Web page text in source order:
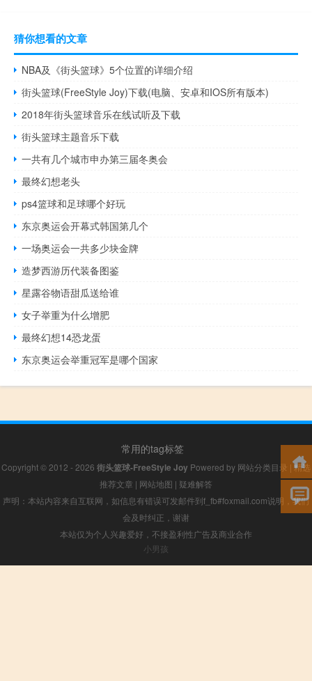
猜你想看的文章
NBA及《街头篮球》5个位置的详细介绍
街头篮球(FreeStyle Joy)下载(电脑、安卓和IOS所有版本)
2018年街头篮球音乐在线试听及下载
街头篮球主题音乐下载
一共有几个城市申办第三届冬奥会
最终幻想老头
ps4篮球和足球哪个好玩
东京奥运会开幕式韩国第几个
一场奥运会一共多少块金牌
造梦西游历代装备图鉴
星露谷物语甜瓜送给谁
女子举重为什么增肥
最终幻想14恐龙蛋
东京奥运会举重冠军是哪个国家
常用的tag标签
Copyright © 2012 - 2026 街头篮球-FreeStyle Joy Powered by 网站分类目录 |精选
推荐文章 | 网站地图 | 疑难解答
声明：本站内容来自互联网，如信息有错误可发邮件到f_fb#foxmail.com说明，我们
会及时纠正，谢谢
本站仅为个人兴趣爱好，不接盈利性广告及商业合作
小男孩